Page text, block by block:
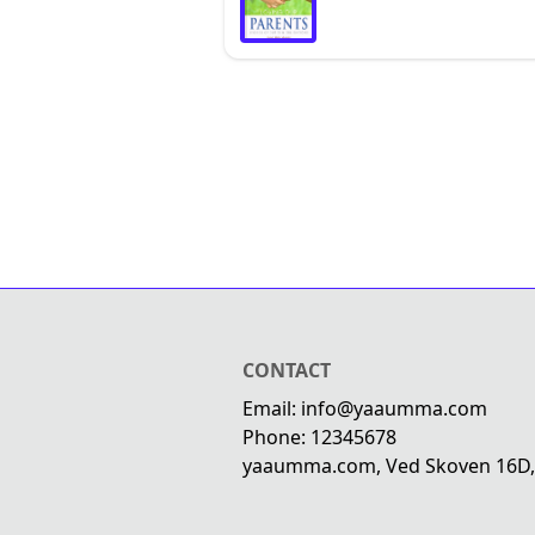
CONTACT
Email: info@yaaumma.com
Phone: 12345678
yaaumma.com, Ved Skoven